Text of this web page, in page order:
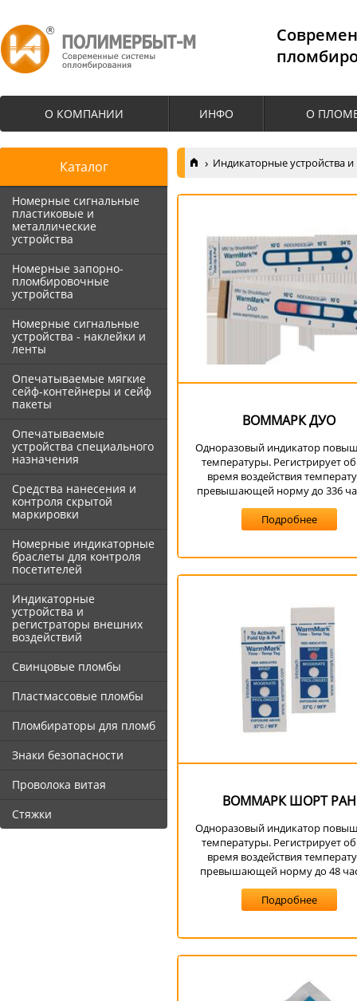
О КОМПАНИИ ИНФО О
Каталог
Номерные сигнальные
пластиковые и
металлические
устройства
Номерные запорно-
пломбировочные
устройства
Номерные сигнальные
устройства - наклейки и
ленты
Опечатываемые мягкие
сейф-контейнеры и сейф
пакеты
Опечатываемые
устройства специального
назначения
Средства нанесения и
контроля скрытой
маркировки
Номерные индикаторные
браслеты для контроля
посетителей
Индикаторные
устройства и
регистраторы внешних
воздействий
Свинцовые пломбы
Пластмассовые пломбы
Пломбираторы для пломб
Знаки безопасности
Проволока витая
Стяжки
Индикаторные устройства
ВОММАРК ДУО
Одноразовый индикатор
температуры. Регистрирует
время воздействия
превышающей норму до 336
Подробнее
ВОММАРК ШОРТ РАН
Одноразовый индикатор
температуры. Регистрирует
время воздействия
превышающей норму до 48
Подробнее